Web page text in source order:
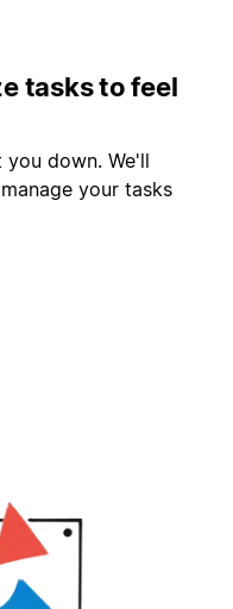
tasks to feel
down. We'll
your tasks